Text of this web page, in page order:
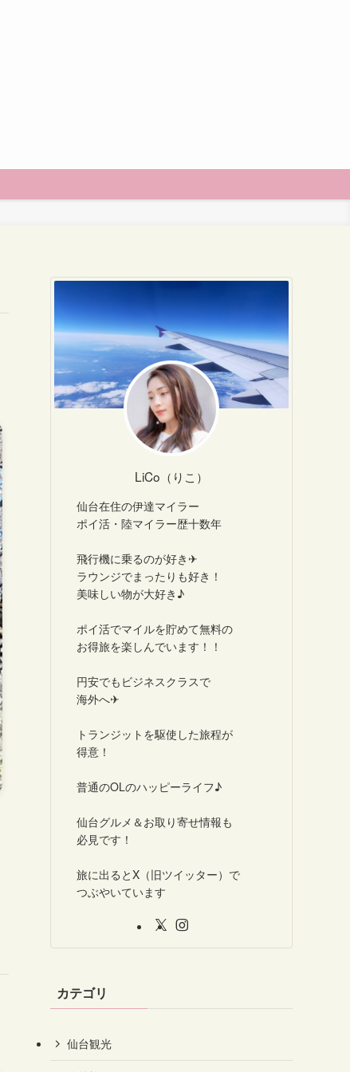
LiCo（りこ）
仙台在住の伊達マイラー
ポイ活・陸マイラー歴十数年
飛行機に乗るのが好き✈
ラウンジでまったりも好き！
美味しい物が大好き♪
ポイ活でマイルを貯めて無料の
お得旅を楽しんでいます！！
円安でもビジネスクラスで
海外へ✈
トランジットを駆使した旅程が
得意！
普通のOLのハッピーライフ♪
仙台グルメ＆お取り寄せ情報も
必見です！
旅に出るとX（旧ツイッター）で
つぶやいています
カテゴリ
仙台観光